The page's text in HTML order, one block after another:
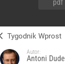
pdf
Tygodnik Wprost
Autor:
Antoni